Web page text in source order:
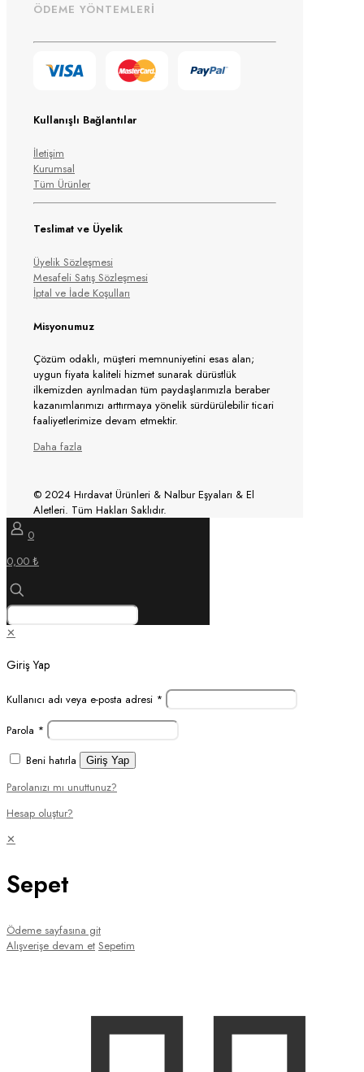
ÖDEME YÖNTEMLERİ
Kullanışlı Bağlantılar
İletişim
Kurumsal
Tüm Ürünler
Teslimat ve Üyelik
Üyelik Sözleşmesi
Mesafeli Satış Sözleşmesi
İptal ve İade Koşulları
Misyonumuz
Çözüm odaklı, müşteri memnuniyetini esas alan;
uygun fiyata kaliteli hizmet sunarak dürüstlük
ilkemizden ayrılmadan tüm paydaşlarımızla beraber
kazanımlarımızı arttırmaya yönelik sürdürülebilir ticari
faaliyetlerimize devam etmektir.
Daha fazla
© 2024 Hırdavat Ürünleri & Nalbur Eşyaları & El
Aletleri. Tüm Hakları Saklıdır.
0
0,00 ₺
✕
Giriş Yap
Kullanıcı adı veya e-posta adresi *
Parola *
Beni hatırla
Giriş Yap
Parolanızı mı unuttunuz?
Hesap oluştur?
✕
Sepet
Ödeme sayfasına git
Alışverişe devam et Sepetim